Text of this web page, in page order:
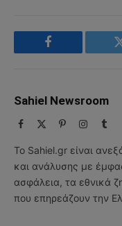
Facebook
Sahiel Newsroom
Facebook PinterestInstagram
Το Sahiel.gr είναι
και ανάλυσης με
ασφάλεια, τα εθνικά
που επηρεάζουν την